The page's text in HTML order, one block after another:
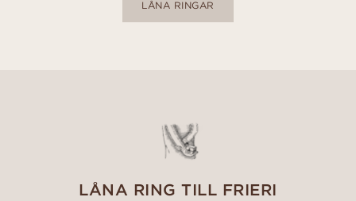
LÅNA RINGAR
LÅNA RING TILL FRIERI